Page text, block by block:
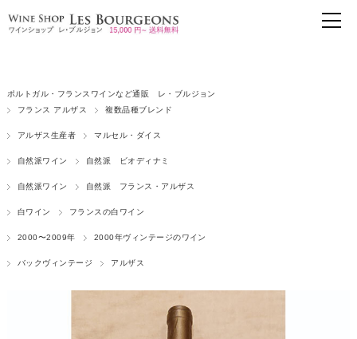
ポルトガル・フランスワインなど通販 レ・ブルジョン
フランス アルザス
複数品種ブレンド
アルザス生産者 マルセル・ダイス
自然派ワイン 自然派 ビオディナミ
自然派ワイン 自然派 フランス・アルザス
白ワイン フランスの白ワイン
2000〜2009年 2000年ヴィンテージのワイン
バックヴィンテージ アルザス